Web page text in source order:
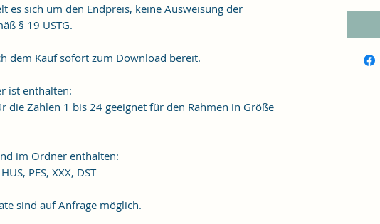
es sich um den Endpreis, keine Ausweisung der
§ 19 USTG.
dem Kauf sofort zum Download bereit.
ist enthalten:
die Zahlen 1 bis 24 geeignet für den Rahmen in Größe
im Ordner enthalten:
HUS, PES, XXX, DST
auf Anfrage möglich.